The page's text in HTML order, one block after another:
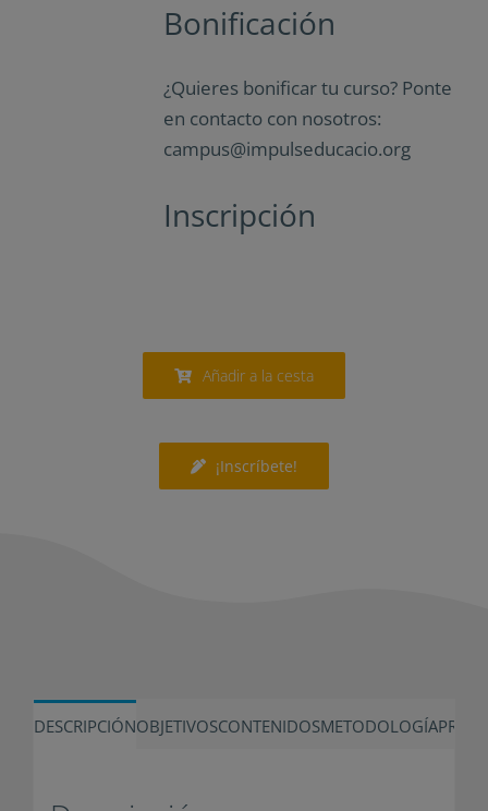
Bonificación
¿Quieres bonificar tu curso? Ponte
en contacto con nosotros:
campus@impulseducacio.org
Inscripción
Añadir a la cesta
¡Inscríbete!
DESCRIPCIÓNOBJETIVOSCONTENIDOSMETODOLOGÍA